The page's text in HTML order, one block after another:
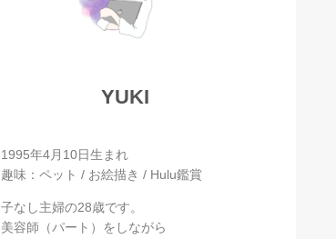
YUKI
1995年4月10日生まれ
趣味：ペット / お絵描き / Hulu鑑賞
子なし主婦の28歳です。
美容師（パート）をしながら